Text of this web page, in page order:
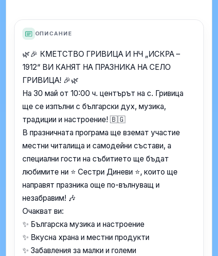
ОПИСАНИЕ
🌿🎉 КМЕТСТВО ГРИВИЦА И НЧ „ИСКРА –
1912“ ВИ КАНЯТ НА ПРАЗНИКА НА СЕЛО
ГРИВИЦА! 🎉🌿
На 30 май от 10:00 ч. центърът на с. Гривица
ще се изпълни с български дух, музика,
традиции и настроение! 🇧🇬
В празничната програма ще вземат участие
местни читалища и самодейни състави, а
специални гости на събитието ще бъдат
любимите ни ⭐ Сестри Диневи ⭐, които ще
направят празника още по-вълнуващ и
незабравим! 🎶
Очакват ви:
✨ Българска музика и настроение
✨ Вкусна храна и местни продукти
✨ Забавления за малки и големи